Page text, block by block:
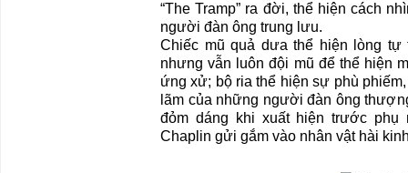
“The Tramp” ra đời, thể hiện cách
người đàn ông trung lưu.
Chiếc mũ quả dưa thể hiện lòng tự
nhưng vẫn luôn đội mũ để thể hiện
ứng xử; bộ ria thể hiện sự phù
lãm của những người đàn ông
đỏm dáng khi xuất hiện trước
Chaplin gửi gắm vào nhân vật hài